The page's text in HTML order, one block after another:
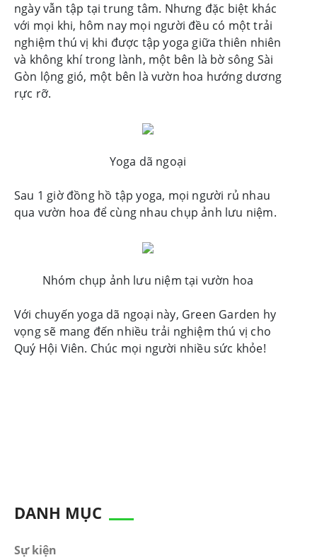
ngày vẫn tập tại trung tâm. Nhưng đặc biệt khác
với mọi khi, hôm nay mọi người đều có một trải
nghiệm thú vị khi được tập yoga giữa thiên nhiên
và không khí trong lành, một bên là bờ sông Sài
Gòn lộng gió, một bên là vườn hoa hướng dương
rực rỡ.
Yoga dã ngoại
Sau 1 giờ đồng hồ tập yoga, mọi người rủ nhau
qua vườn hoa để cùng nhau chụp ảnh lưu niệm.
Nhóm chụp ảnh lưu niệm tại vườn hoa
Với chuyến yoga dã ngoại này, Green Garden hy
vọng sẽ mang đến nhiều trải nghiệm thú vị cho
Quý Hội Viên. Chúc mọi người nhiều sức khỏe!
DANH MỤC
Sự kiện